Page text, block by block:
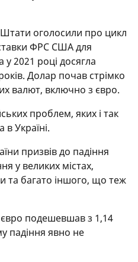
Штати оголосили про цикл
ФРС США для
у 2021 році досягла
Долар почав стрімко
валют, включно з євро.
проблем, яких і так
в Україні.
призвів до падіння
у великих містах,
та багато іншого, що теж
євро подешевшав з 1,14
падіння явно не